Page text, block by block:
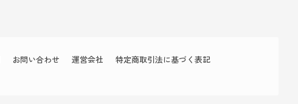
お問い合わせ 運営会社
特定商取引法に基づく表記